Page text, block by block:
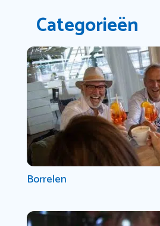
Categorieën
Borrelen